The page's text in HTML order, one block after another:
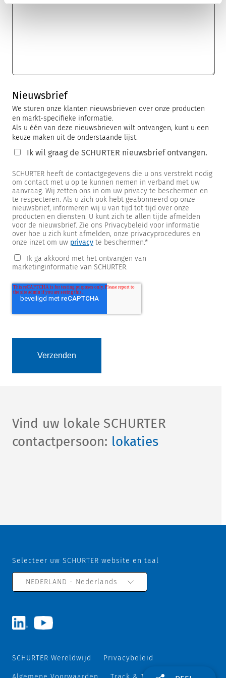
Nieuwsbrief
We sturen onze klanten nieuwsbrieven over onze producten
en markt-specifieke informatie.
Als u één van deze nieuwsbrieven wilt ontvangen, kunt u een
keuze maken uit de onderstaande lijst.
Ik wil graag de SCHURTER nieuwsbrief ontvangen.
SCHURTER heeft de contactgegevens die u ons verstrekt nodig
om contact met u op te kunnen nemen in verband met uw
aanvraag. Wij zetten ons in om uw privacy te beschermen en
te respecteren. Als u zich ook hebt geabonneerd op onze
nieuwsbrief, informeren wij u van tijd tot tijd over onze
producten en diensten. U kunt zich te allen tijde afmelden
voor de nieuwsbrief. Zie ons Privacybeleid voor informatie
over hoe u zich kunt afmelden, onze privacyprocedures en
onze inzet om uw privacy te beschermen.*
Ik ga akkoord met het ontvangen van
marketinginformatie van SCHURTER.
Vind uw lokale SCHURTER
contactpersoon: lokaties
Selecteer uw SCHURTER website en taal
NEDERLAND - Nederlands
SCHURTER Wereldwijd Privacybeleid